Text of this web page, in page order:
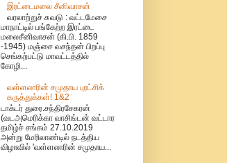
இரட்டைமலை சீனிவாசன்
வரலாற்றுச் சுவடு : வட்டமேசை
மாநாட்டில் பங்கேற்ற இரட்டை
மலைசீனிவாசன் (கி.பி. 1859
-1945) மஞ்சை வசந்தன் பிறப்பு
செங்கற்பட்டு மாவட்டத்தில்
கோழி...
வள்ளலாரின் சமுதாய புரட்சிக்
கருத்துக்கள்! 1&2
டாக்டர் துரை.சந்திரசேகரன்
(வடஅமெரிக்கா வாசிங்டன் வட்டார
தமிழ்ச் சங்கம் 27.10.2019
அன்று மேரிலாண்டில் நடத்திய
விழாவில் 'வள்ளலாரின் சமுதாய...